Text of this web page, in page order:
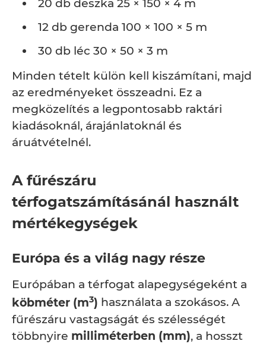
20 db deszka 25 × 150 × 4 m
12 db gerenda 100 × 100 × 5 m
30 db léc 30 × 50 × 3 m
Minden tételt külön kell kiszámítani, majd
az eredményeket összeadni. Ez a
megközelítés a legpontosabb raktári
kiadásoknál, árajánlatoknál és
áruátvételnél.
A fűrészáru
térfogatszámításánál használt
mértékegységek
Európa és a világ nagy része
Európában a térfogat alapegységeként a
köbméter (m3) használata a szokásos. A
fűrészáru vastagságát és szélességét
többnyire milliméterben (mm), a hosszt